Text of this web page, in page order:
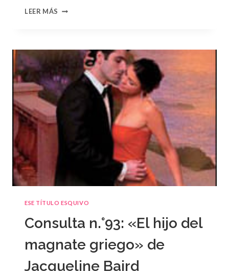
LEER MÁS CONSULTA
ESE TÍTULO ESQUIVO
Consulta n.°93: «El hijo del
magnate griego» de
Jacqueline Baird